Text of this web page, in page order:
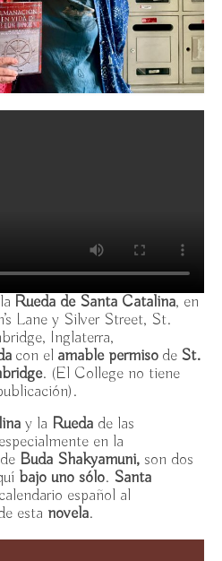
de Ani Chöying Drolma,
/ 3 diciembre 2022
en Casa Asia y II Jornadas
Ronda) en Madrid / 2 y 4
Rueda de Santa Catalina, en
Lane y Silver Street, St.
Inglaterra,
con el amable permiso de St.
. (El College no tiene
y la Rueda de las
especialmente en la
de Buda Shakyamuni, son dos
bajo uno sólo. Santa
español al
esta novela.